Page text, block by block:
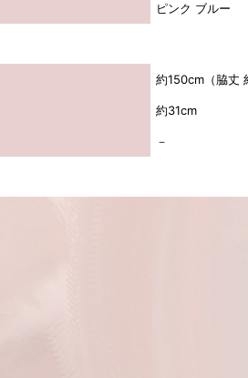
ピンク ブルー
約150cm（脇丈
約31cm
－